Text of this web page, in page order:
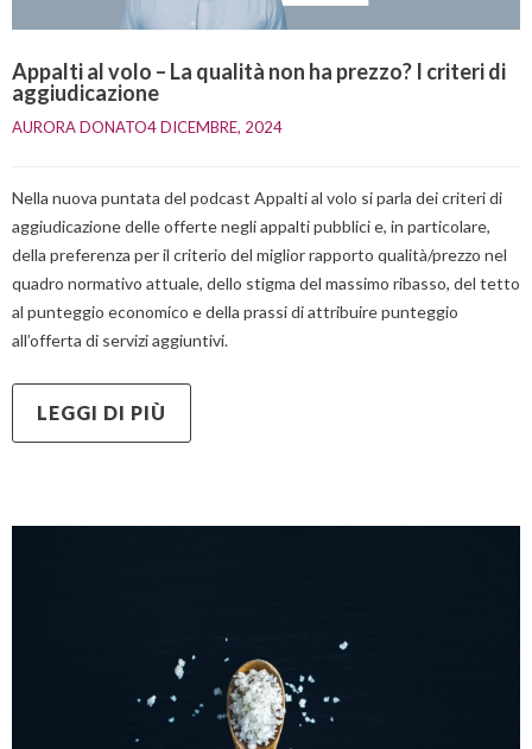
Appalti al volo – La qualità non ha prezzo? I criteri di
aggiudicazione
AURORA DONATO4 DICEMBRE, 2024
Nella nuova puntata del podcast Appalti al volo si parla dei criteri di
aggiudicazione delle offerte negli appalti pubblici e, in particolare,
della preferenza per il criterio del miglior rapporto qualità/prezzo nel
quadro normativo attuale, dello stigma del massimo ribasso, del tetto
al punteggio economico e della prassi di attribuire punteggio
all’offerta di servizi aggiuntivi.
LEGGI DI PIÙ